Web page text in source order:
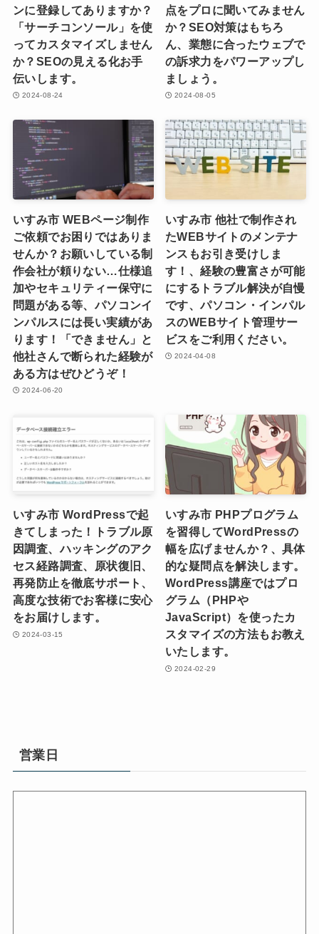
ンに登録してありますか？
「サーチコンソール」を使
ってカスタマイズしません
か？SEOの見える化お手
伝いします。
2024-08-24
点をプロに聞いてみません
か？SEO対策はもちろ
ん、業態に合ったウェブで
の訴求力をパワーアップし
ましょう。
2024-08-05
いすみ市 WEBページ制作
ご依頼でお困りではありま
せんか？お願いしている制
作会社が頼りない…仕様追
加やセキュリティー保守に
問題がある等、パソコンイ
ンパルスには長い実績があ
ります！「できません」と
他社さんで断られた経験が
ある方はぜひどうぞ！
2024-06-20
いすみ市 他社で制作され
たWEBサイトのメンテナ
ンスもお引き受けしま
す！、経験の豊富さが可能
にするトラブル解決が自慢
です、パソコン・インパル
スのWEBサイト管理サー
ビスをご利用ください。
2024-04-08
いすみ市 WordPressで起
きてしまった！トラブル原
因調査、ハッキングのアク
セス経路調査、原状復旧、
再発防止を徹底サポート、
高度な技術でお客様に安心
をお届けします。
2024-03-15
いすみ市 PHPプログラム
を習得してWordPressの
幅を広げませんか？、具体
的な疑問点を解決します。
WordPress講座ではプロ
グラム（PHPや
JavaScript）を使ったカ
スタマイズの方法もお教え
いたします。
2024-02-29
営業日